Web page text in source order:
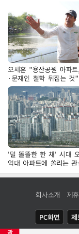
광
오세훈 "용산공원 아파
·문재인 철학 뒤집는 것"
'덜 똘똘한 한 채' 시대
억대 아파트에 쏠리는
개편, 그 이후②]
회사소개 제
PC화면 제